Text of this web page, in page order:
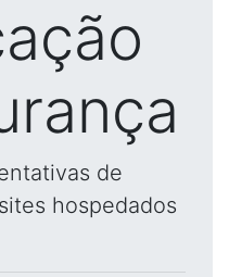
de
hospedados